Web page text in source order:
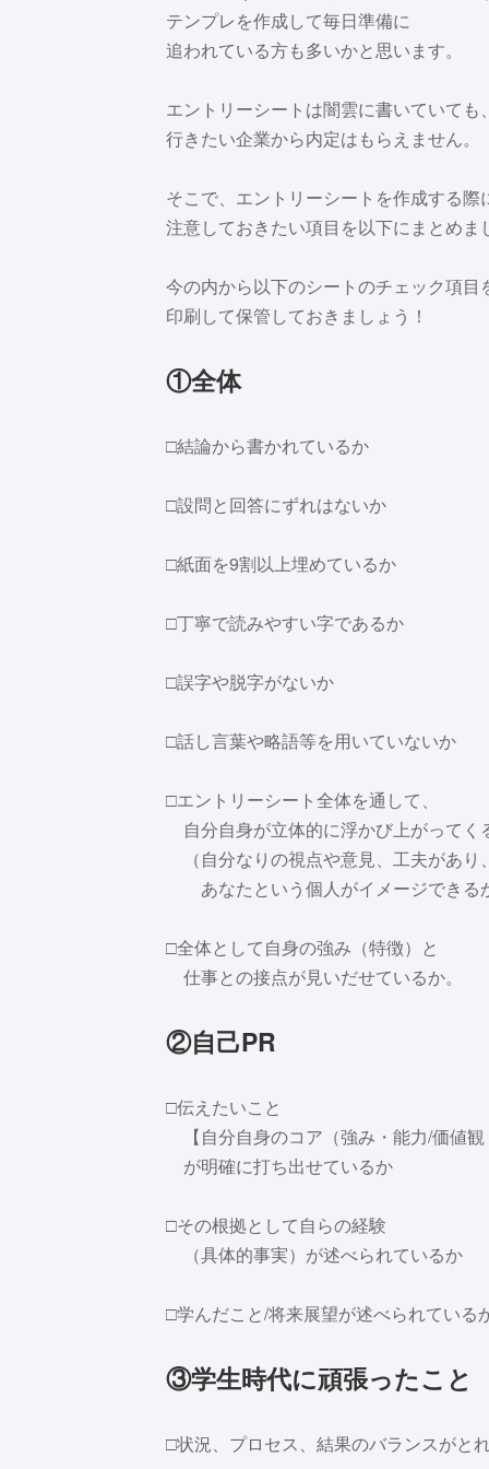
テンプレを作成して毎日準備に
追われている方も多いかと思います。
エントリーシートは闇雲に書いていても、
行きたい企業から内定はもらえません。
そこで、エントリーシートを作成する際
注意しておきたい項目を以下にまとめま
今の内から以下のシートのチェック項目
印刷して保管しておきましょう！
①全体
□結論から書かれているか
□設問と回答にずれはないか
□紙面を9割以上埋めているか
□丁寧で読みやすい字であるか
□誤字や脱字がないか
□話し言葉や略語等を用いていないか
□エントリーシート全体を通して、
自分自身が立体的に浮かび上がってく
（自分なりの視点や意見、工夫があり、
あなたという個人がイメージできる
□全体として自身の強み（特徴）と
仕事との接点が見いだせているか。
②自己PR
□伝えたいこと
【自分自身のコア（強み・能力/価値観
が明確に打ち出せているか
□その根拠として自らの経験
（具体的事実）が述べられているか
□学んだこと/将来展望が述べられている
③学生時代に頑張ったこと
□状況、プロセス、結果のバランスがと